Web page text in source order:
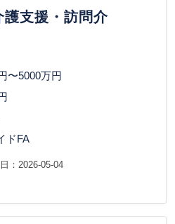
支援・訪問介
〜5000万円
ドFA
：2026-05-04